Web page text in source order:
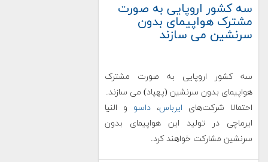
سه کشور اروپایی به صورت
مشترک هواپیمای بدون
سرنشین می سازند
سه کشور اروپایی به صورت مشترک
هواپیمای بدون سرنشین (پهپاد) می سازند.
احتمالا شرکت‌های ایرباس، داسو و النیا
ایرماچی در تولید این هواپیمای بدون
سرنشین مشارکت خواهند کرد.